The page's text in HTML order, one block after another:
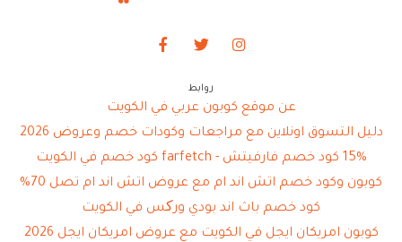
روابط
عن موقع كوبون عربي في الكويت
دليل التسوق اونلاين مع مراجعات وكودات خصم وعروض 2026
15% كود خصم فارفيتش - farfetch كود خصم في الكويت
كوبون وكود خصم اتش اند ام مع عروض اتش اند ام تصل 70%
كود خصم باث اند بودي ورکس في الكويت
كوبون امريكان ايجل في الكويت مع عروض امريكان ايجل 2026